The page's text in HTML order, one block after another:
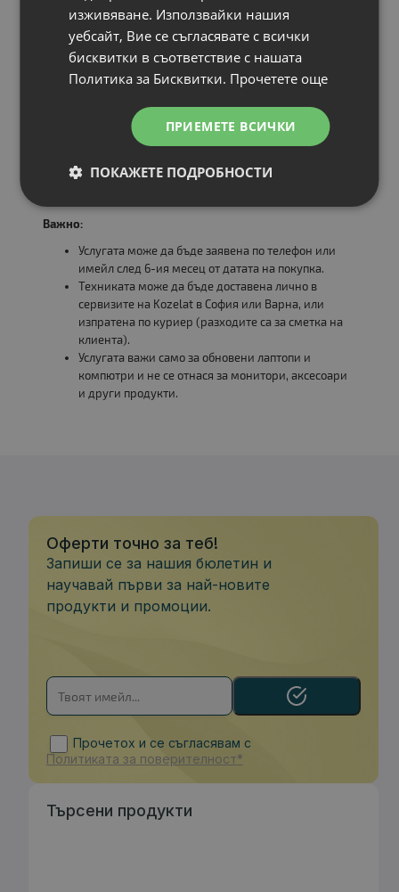
поколението на процесора и изискванията на Microsoft.
Всеки клиент, закупил лаптоп или компютър в рамките
на кампанията, получаваеднократна безплатна
диагностика и профилактика
, която включва:
💻 Тестване на диск, памет и основни компоненти
📄 Сервизна карта със състояние и препоръки
Важно:
Услугата може да бъде заявена по телефон или
имейл след 6-ия месец от датата на покупка.
Техниката може да бъде доставена лично в
сервизите на Kozelat в София или Варна, или
изпратена по куриер (разходите са за сметка на
клиента).
Услугата важи само за обновени лаптопи и
компютри и не се отнася за монитори, аксесоари
и други продукти.
Оферти точно за теб!
Запиши се за нашия бюлетин и
научавай първи за най-новите
продукти и промоции.
Прочетох и се съгласявам с
Политиката за поверителност*
Търсени продукти
изживяване. Използвайки нашия
уебсайт, Вие се съгласявате с всички
бисквитки в съответствие с нашата
Политика за Бисквитки. Прочетете още
ПРИЕМЕТЕ ВСИЧКИ
ПОКАЖЕТЕ ПОДРОБНОСТИ